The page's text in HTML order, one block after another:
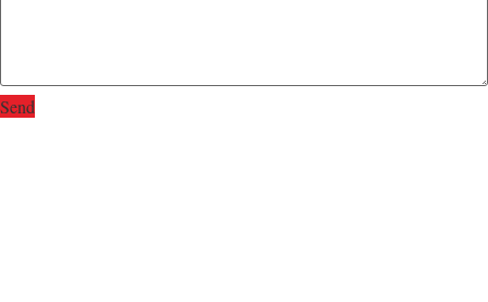
Send